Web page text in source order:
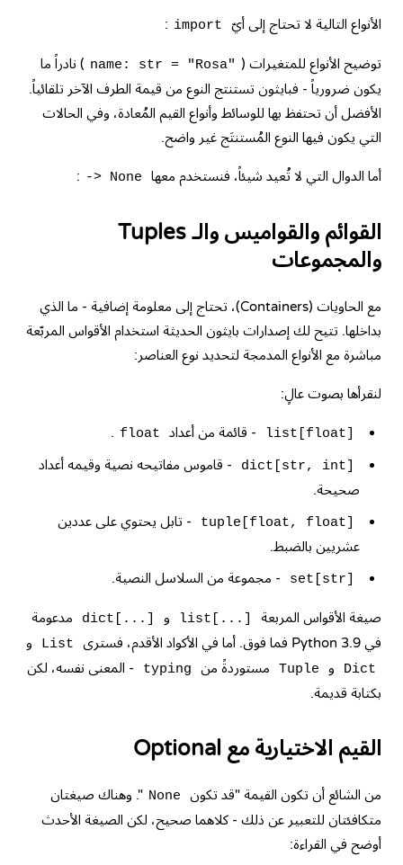
الأنواع التالية لا تحتاج إلى أيّ import
:
توضيح الأنواع للمتغيرات ( name: str = "Rosa" ) نادراً ما
يكون ضرورياً - فبايثون تستنتج النوع من قيمة الطرف الآخر تلقائياً.
الأفضل أن تحتفظ بها للوسائط وأنواع القيم المُعادة، وفي الحالات
التي يكون فيها النوع المُستنتَج غير واضح.
أما الدوال التي لا تُعيد شيئاً، فنستخدم معها -> None
:
القوائم والقواميس والـ Tuples
والمجموعات
مع الحاويات (Containers)، تحتاج إلى معلومة إضافية - ما الذي
بداخلها. تتيح لك إصدارات بايثون الحديثة استخدام الأقواس المربّعة
مباشرة مع الأنواع المدمجة لتحديد نوع العناصر:
لنقرأها بصوت عالٍ:
list[float] - قائمة من أعداد float
.
dict[str, int]
- قاموس مفاتيحه نصية وقيمه أعداد
صحيحة.
tuple[float, float]
- تابل يحتوي على عددين
عشريين بالضبط.
set[str] - مجموعة من السلاسل النصية.
صيغة الأقواس المربعة list[...] و dict[...]
مدعومة
في Python 3.9 فما فوق. أما في الأكواد الأقدم، فسترى
List و
Dict و Tuple مستوردةً من typing
- المعنى نفسه، لكن
بكتابة قديمة.
القيم الاختيارية مع Optional
من الشائع أن تكون القيمة "قد تكون None ". وهناك صيغتان
متكافئتان للتعبير عن ذلك - كلاهما صحيح، لكن الصيغة الأحدث
أوضح في القراءة: